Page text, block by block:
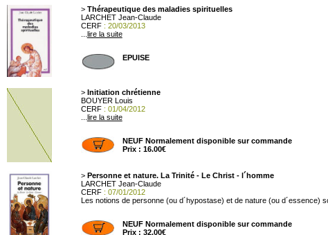
> Thérapeutique des maladies spirituelles
LARCHET Jean-Claude
CERF: 20/03/2013
lire la suite
EPUISE
> Initiation chrétienne
BOUYER Louis
CERF: 01/04/2012
lire la suite
NEUF Normalement disponible sur commande
Prix : 16.00€
> Personne et nature. La Trinité - Le Christ - l´homme
LARCHET Jean-Claude
CERF: 07/01/2012
Les notions de personne (ou d´hypostase) et de nature (ou d´essence)
NEUF Normalement disponible sur commande
Prix : 32.00€